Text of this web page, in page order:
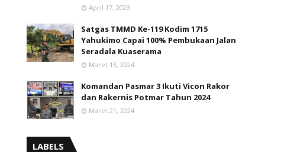
April 17, 2023
Satgas TMMD Ke-119 Kodim 1715
Yahukimo Capai 100% Pembukaan Jalan
Seradala Kuaserama
Maret 13, 2024
Komandan Pasmar 3 Ikuti Vicon Rakor
dan Rakernis Potmar Tahun 2024
Maret 21, 2024
LABELS